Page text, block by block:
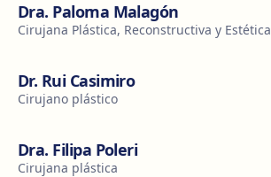
Dra. Paloma Malagón
Cirujana Plástica, Reconstructiva y Estética
Dr. Rui Casimiro
Cirujano plástico
Dra. Filipa Poleri
Cirujana plástica